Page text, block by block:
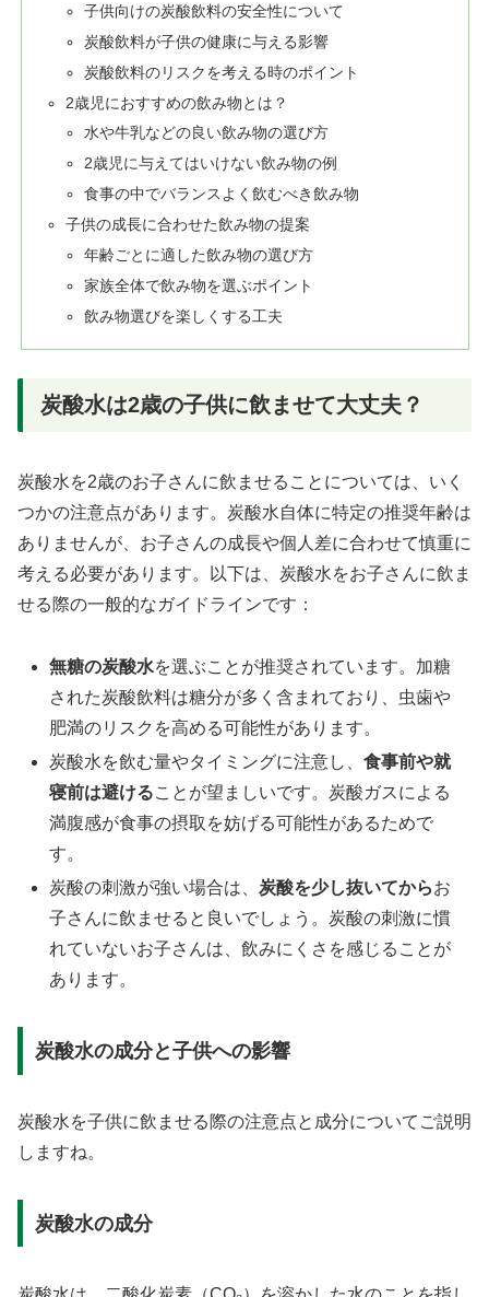
子供向けの炭酸飲料の安全性について
炭酸飲料が子供の健康に与える影響
炭酸飲料のリスクを考える時のポイント
2歳児におすすめの飲み物とは？
水や牛乳などの良い飲み物の選び方
2歳児に与えてはいけない飲み物の例
食事の中でバランスよく飲むべき飲み物
子供の成長に合わせた飲み物の提案
年齢ごとに適した飲み物の選び方
家族全体で飲み物を選ぶポイント
飲み物選びを楽しくする工夫
炭酸水は2歳の子供に飲ませて大丈夫？
炭酸水を2歳のお子さんに飲ませることについては、いく
つかの注意点があります。炭酸水自体に特定の推奨年齢は
ありませんが、お子さんの成長や個人差に合わせて慎重に
考える必要があります。以下は、炭酸水をお子さんに飲ま
せる際の一般的なガイドラインです：
無糖の炭酸水を選ぶことが推奨されています。加糖
された炭酸飲料は糖分が多く含まれており、虫歯や
肥満のリスクを高める可能性があります。
炭酸水を飲む量やタイミングに注意し、食事前や就
寝前は避けることが望ましいです。炭酸ガスによる
満腹感が食事の摂取を妨げる可能性があるためで
す。
炭酸の刺激が強い場合は、炭酸を少し抜いてからお
子さんに飲ませると良いでしょう。炭酸の刺激に慣
れていないお子さんは、飲みにくさを感じることが
あります。
炭酸水の成分と子供への影響
炭酸水を子供に飲ませる際の注意点と成分についてご説明
しますね。
炭酸水の成分